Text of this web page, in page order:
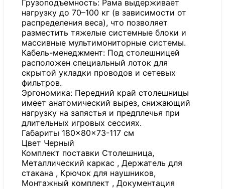
Грузоподъемность: Рама выдерживает
нагрузку до 70–100 кг (в зависимости от
распределения веса), что позволяет
разместить тяжелые системные блоки и
массивные мультимониторные системы.
Кабель-менеджмент: Под столешницей
расположен специальный лоток для
скрытой укладки проводов и сетевых
фильтров.
Эргономика: Передний край столешницы
имеет анатомический вырез, снижающий
нагрузку на запястья и предплечья при
длительных игровых сессиях.
Габариты 180×80×73-117 см
Цвет Черный
Комплект поставки Столешница,
Металлический каркас , Держатель для
стакана , Крючок для наушников,
Монтажный комплект , Документация